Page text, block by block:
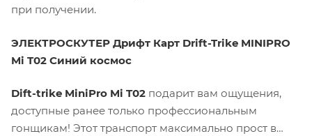
при получении.
ЭЛЕКТРОСКУТЕР Дрифт Карт Drift-Trike MINIPRO
Mi T02 Синий космос
Dift-trike MiniPro Mi T02 подарит вам ощущения,
доступные ранее только профессиональным
гонщикам! Этот транспорт максимально прост в